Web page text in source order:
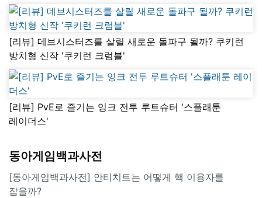
[리뷰] 데브시스터즈를 살릴 새로운 돌파구 될까? 쿠키런
방치형 신작 '쿠키런 크럼블'
[리뷰] PvE로 즐기는 잉크 전투 루트슈터 '스플래툰
레이더스'
동아게임백과사전
[동아게임백과사전] 안티치트는 어떻게 핵 이용자를
잡을까?